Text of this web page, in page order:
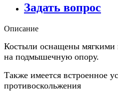
Задать вопрос
Описание
Костыли оснащены мягкими
на подмышечную опору.
Также имеется встроенное
противоскольжения